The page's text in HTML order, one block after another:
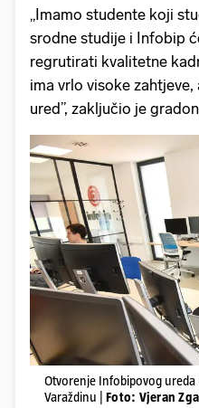
„Imamo studente koji
srodne studije i Infobip
regrutirati kvalitetne
ima vrlo visoke
ured”, zaključio je
Otvorenje Infobipovog ureda
Varaždinu | Foto: Vjeran